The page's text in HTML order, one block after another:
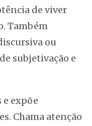
de viver
Também
ou
subjetivação e
expõe
Chama atenção